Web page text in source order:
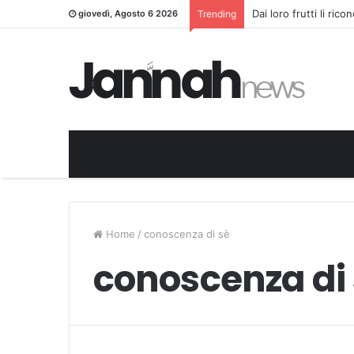
giovedì, Agosto 6 2026 Trending Dai loro frutti li
Home / conoscenza di sè
conoscenza di